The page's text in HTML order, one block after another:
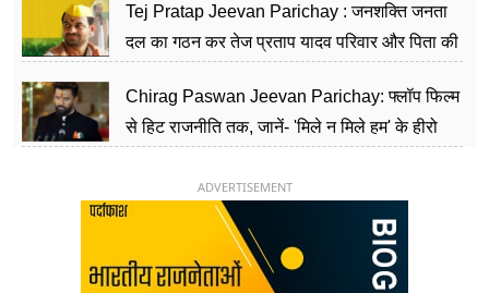
Tej Pratap Jeevan Parichay : जनशक्ति जनता
दल का गठन कर तेज प्रताप यादव परिवार और पिता की
Chirag Paswan Jeevan Parichay: फ्लॉप फिल्म
से हिट राजनीति तक, जानें- 'मिले न मिले हम' के हीरो
ADVERTISEMENT